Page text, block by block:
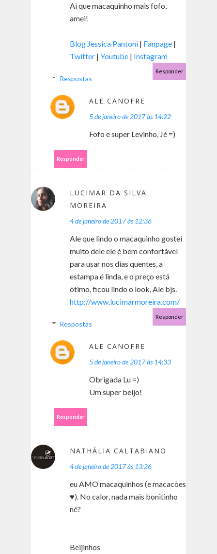
Ai que macaquinho mais fofo,
amei!
Blog Jessica Pantoni | Fanpage |
Twitter | Youtube | Instagram
Responder
Respostas
ALE CANOFRE
5 de janeiro de 2017 às 14:22
Fofo e super Levinho, Jé =)
Responder
LUCIMAR DA SILVA
MOREIRA
4 de janeiro de 2017 às 12:36
Ale que lindo o macaquinho gostei
muito dele ele é bem confortável
para usar nos dias quentes, a
estampa é linda, e o preço está
ótimo, ficou lindo o look, Ale bjs.
http://www.lucimarmoreira.com/
Responder
Respostas
ALE CANOFRE
5 de janeiro de 2017 às 14:33
Obrigada Lu =)
Um super beijo!
Responder
NATHÁLIA CALTABIANO
4 de janeiro de 2017 às 13:26
eu AMO macaquinhos (e macacões
♥). No calor, nada mais bonitinho
né?
Beijinhos